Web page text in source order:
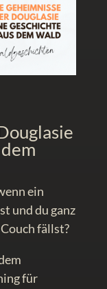
ein
und du ganz
fällst?
für